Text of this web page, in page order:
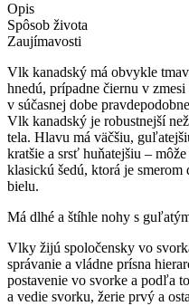
Opis
Spôsob života
Zaujímavosti
Vlk kanadský má obvykle
hnedú, prípadne čiernu v
v súčasnej dobe
Vlk kanadský je robustnejší
tela. Hlavu má väčšiu,
kratšie a srsť huňatejšiu –
klasickú šedú, ktorá je
bielu.
Má dlhé a štíhle nohy s
Vlky žijú spoločensky vo
správanie a vládne prísna
postavenie vo svorke a podľa
a vedie svorku, žerie prvý a